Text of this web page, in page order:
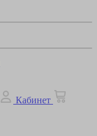
Кабинет